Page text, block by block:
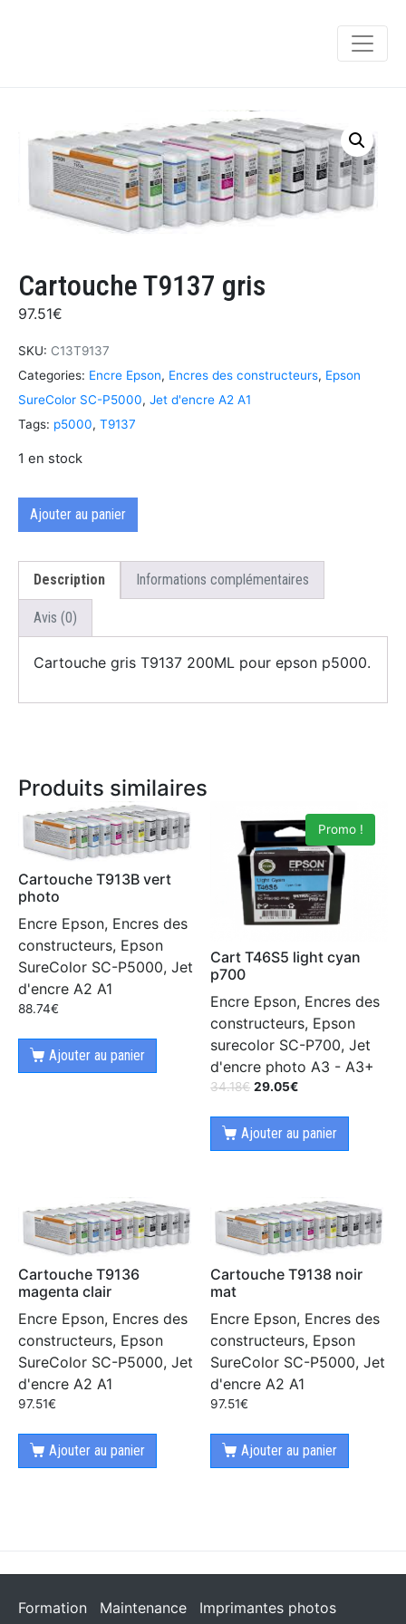
Cartouche T9137 gris
97.51€
SKU: C13T9137
Categories: Encre Epson, Encres des constructeurs, Epson
SureColor SC-P5000, Jet d'encre A2 A1
Tags: p5000, T9137
1 en stock
Ajouter au panier
Description Informations complémentaires
Avis (0)
Cartouche gris T9137 200ML pour epson p5000.
Produits similaires
Cartouche T913B vert
photo
Encre Epson, Encres des
constructeurs, Epson
SureColor SC-P5000, Jet
d'encre A2 A1
88.74€
Ajouter au panier
Promo !
Cart T46S5 light cyan
p700
Encre Epson, Encres des
constructeurs, Epson
surecolor SC-P700, Jet
d'encre photo A3 - A3+
34.18€ 29.05€
Ajouter au panier
Cartouche T9136
magenta clair
Encre Epson, Encres des
constructeurs, Epson
SureColor SC-P5000, Jet
d'encre A2 A1
97.51€
Ajouter au panier
Cartouche T9138 noir
mat
Encre Epson, Encres des
constructeurs, Epson
SureColor SC-P5000, Jet
d'encre A2 A1
97.51€
Ajouter au panier
Formation Maintenance
Imprimantes photos